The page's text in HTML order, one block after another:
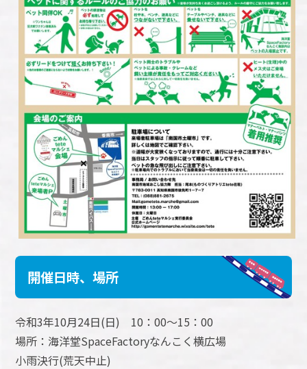
開催日時、場所
令和3年10月24日(日) 10：00～15：00
場所：海洋堂SpaceFactoryなんこく横広場
小雨決行(荒天中止)